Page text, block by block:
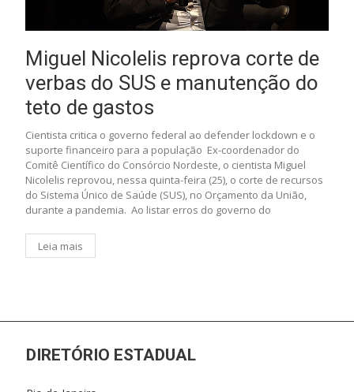
Miguel Nicolelis reprova corte de
verbas do SUS e manutenção do
teto de gastos
Cientista critica o governo federal ao defender lockdown e o
suporte financeiro para a população Ex-coordenador do
Comitê Científico do Consórcio Nordeste, o cientista Miguel
Nicolelis reprovou, nessa quinta-feira (25), o corte de recursos
do Sistema Único de Saúde (SUS), no Orçamento da União,
durante a pandemia. Ao listar erros do governo do
Leia mais
DIRETÓRIO ESTADUAL